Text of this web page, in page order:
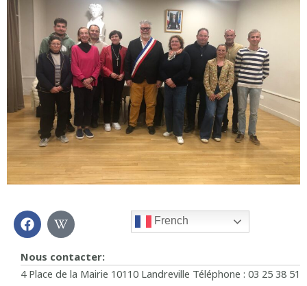
F
a
c
e
b
W
i
k
i
p
French
Nous contacter:
4 Place de la Mairie 10110 Landreville Téléphone : 03 25 38 51